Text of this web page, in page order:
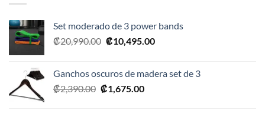
Set moderado de 3 power bands
₡20,990.00 El
era:
₡20,990.00.
₡10,495.00El
es:
Ganchos oscuros de madera set de 3
₡2,390.00 El
₡1,675.00El